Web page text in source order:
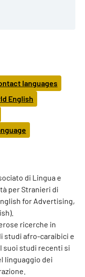
languages
English
di Lingua e
per Stranieri di
for Advertising,
ricerche in
studi afro-caraibici e
suoi studi recenti si
linguaggio dei